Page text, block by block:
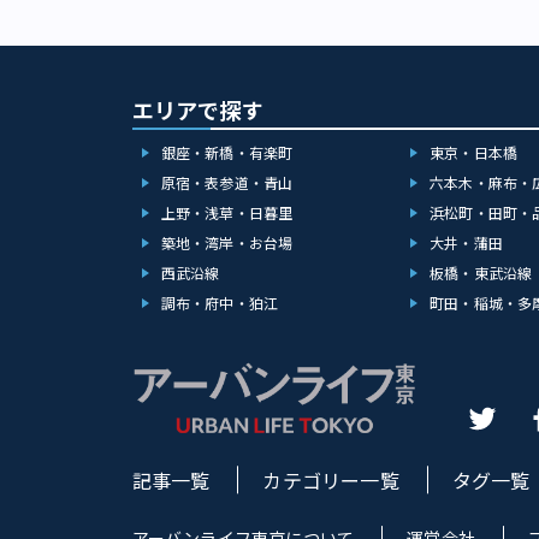
33階スカイロ
日祝は9:00か
谷町駅」連絡
House Sky
イベント時な
い ※2024年4
Azabudai 利
・Dining 33
る南側の窓。
ストルーム（
機会があるな
ルズの後ろには
されているた
トとレストラ
感的に味わえ
などが一体と
けたデザイン
屋食品リリー
は、1月16日
「cask」につ
ーションタワ
駅」直結 東京
ニティプール
フによるコン
リの１つ星レ
「apothéose
階～地上7階に
の「T-
プン済。店舗
はパティスリ
11月24日新た
2,800平方メ
れまで虎ノ門
かにする施設
ルです。土地柄
もちろんのこ
公共施設です
ください。 港
区教育センタ
区立みなと科
無料で開館が
館設定になっ
毎年のように
オパーク」が
みとなってい
区愛宕はNHK
送を行ってい
イラスト化した
テルやデザイ
デザイン空間
次々と開業し
間の体験が味
（墨田区本所
れまで異色と
テル名は「開
も。客室はモ
本橋「
界では斬新と
だけで刺激を
とは？「ラグ
ーンの東京進
その理由は、
エリアで探す
銀座・新橋・有楽町 東京・日本橋
原宿・表参道・青山
六本木・麻布・
上野・浅草・日暮里
浜松町・田町・
築地・湾岸・お台場
大井・蒲田
西武沿線
板橋・東武沿線
調布・府中・狛江
町田・稲城・多
記事一覧 カテゴリー一覧 タグ一覧